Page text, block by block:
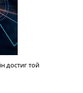
для
достиг той